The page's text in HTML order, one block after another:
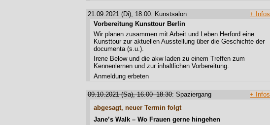
+ Infos
21.09.2021 (Di), 18.00: Kunstsalon
Vorbereitung Kunsttour Berlin
Wir planen zusammen mit Arbeit und Leben Herford eine
Kunsttour zur aktuellen Ausstellung über die Geschichte der
documenta (s.u.).
Irene Below und die akw laden zu einem Treffen zum
Kennenlernen und zur inhaltlichen Vorbereitung.
Anmeldung erbeten
+ Infos
09.10.2021 (Sa), 16.00–18.30: Spaziergang
abgesagt, neuer Termin folgt
Jane’s Walk – Wo Frauen gerne hingehen